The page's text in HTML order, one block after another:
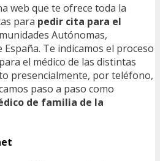
web que te ofrece toda la
para pedir cita para el
Autónomas,
España. Te indicamos el proceso
el médico de las distintas
presencialmente, por teléfono,
paso a paso como
de familia de la